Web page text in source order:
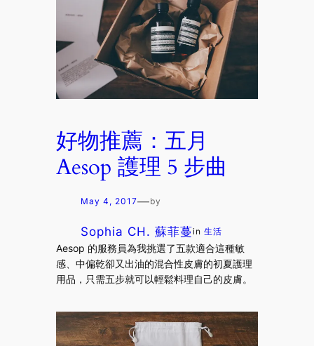
好物推薦：五月
Aesop 護理 5 步曲
May 4, 2017—by
Sophia CH. 蘇菲蔓in生活
Aesop 的服務員為我挑選了五款適合這種敏
感、中偏乾卻又出油的混合性皮膚的初夏護理
用品，只需五步就可以輕鬆料理自己的皮膚。